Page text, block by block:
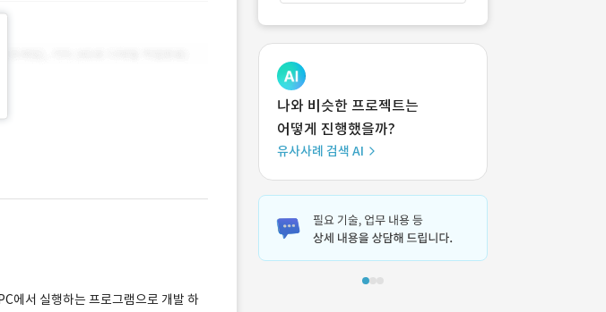
에서 실행하는 프로그램으로 개발 하
나와 비슷한 프로젝트는
어떻게 진행했을까?
유사사례 검색 AI